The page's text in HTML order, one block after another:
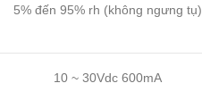
5% đến 95% rh (không ngưng tụ)
10 ~ 30Vdc 600mA